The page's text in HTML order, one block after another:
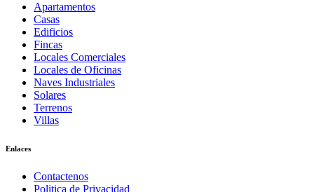
Apartamentos
Casas
Edificios
Fincas
Locales Comerciales
Locales de Oficinas
Naves Industriales
Solares
Terrenos
Villas
Enlaces
Contactenos
Politica de Privacidad